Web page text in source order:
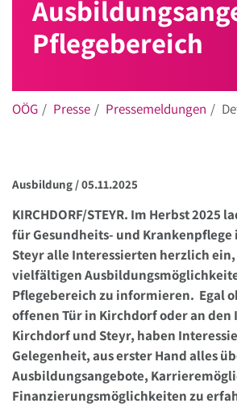
Pflegebereich
OÖG Presse Pressemeldungen
Ausbildung /05.11.2025
KIRCHDORF/STEYR. Im Herbst 2025
für Gesundheits- und
Steyr alle Interessierten herzlich
vielfältigen
Pflegebereich zu informieren. Egal
offenen Tür in Kirchdorf oder an den
Kirchdorf und Steyr, haben
Gelegenheit, aus erster Hand alles
Ausbildungsangebote,
Finanzierungsmöglichkeiten zu